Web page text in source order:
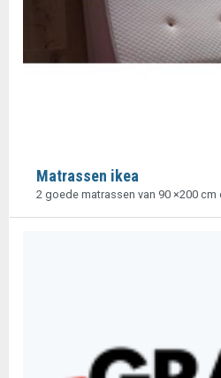
Matrassen ikea
2 goede matrassen van 90 ×200 cm